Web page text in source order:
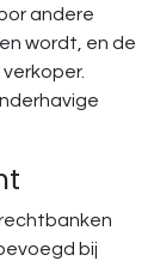
andere
wordt, en de
bij